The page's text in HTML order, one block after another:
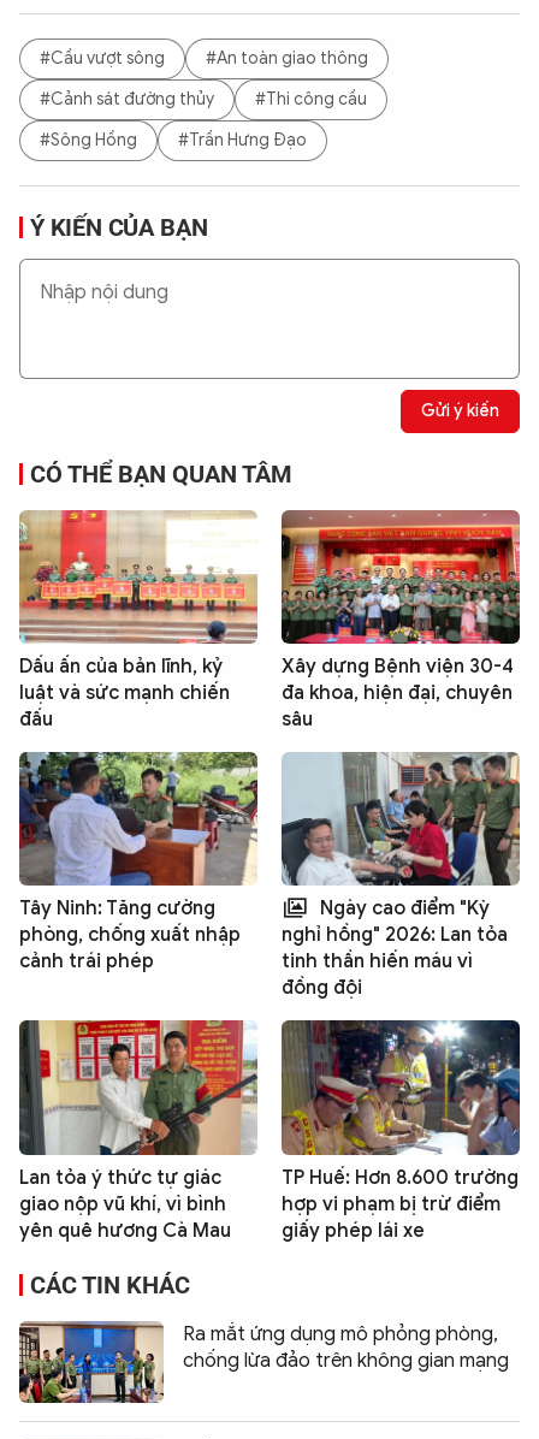
#Cầu vượt sông
#An toàn giao thông
#Cảnh sát đường thủy
#Thi công cầu
#Sông Hồng
#Trần Hưng Đạo
Ý KIẾN CỦA BẠN
Gửi ý kiến
CÓ THỂ BẠN QUAN TÂM
Dấu ấn của bản lĩnh, kỷ
luật và sức mạnh chiến
đấu
Xây dựng Bệnh viện 30-4
đa khoa, hiện đại, chuyên
sâu
Tây Ninh: Tăng cường
phòng, chống xuất nhập
cảnh trái phép
Ngày cao điểm "Kỳ
nghỉ hồng" 2026: Lan tỏa
tinh thần hiến máu vì
đồng đội
Lan tỏa ý thức tự giác
giao nộp vũ khí, vì bình
yên quê hương Cà Mau
TP Huế: Hơn 8.600 trường
hợp vi phạm bị trừ điểm
giấy phép lái xe
CÁC TIN KHÁC
Ra mắt ứng dụng mô phỏng phòng,
chống lừa đảo trên không gian mạng